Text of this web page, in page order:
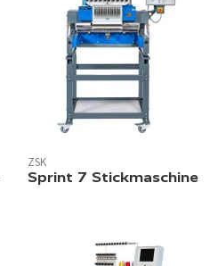
ZSK
Sprint 7 Stickmaschine